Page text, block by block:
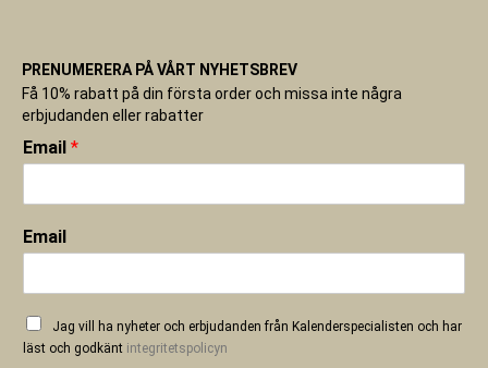
PRENUMERERA PÅ VÅRT NYHETSBREV
Få 10% rabatt på din första order och missa inte några
erbjudanden eller rabatter
Email *
Email
Jag vill ha nyheter och erbjudanden från Kalenderspecialisten och har
läst och godkänt integritetspolicyn